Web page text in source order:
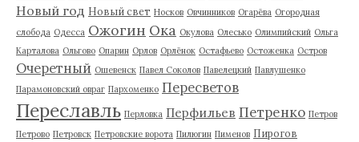
Новый год Новый свет Носков Овчинников Огарёва Огородная
слобода Одесса Ожогин Ока Окулова Олесько Олимпийский Ольга
Карталова Ольгово Опарин Орлов Орлёнок Остафьево Остоженка Остров
Очеретный Ошевенск Павел Соколов Павелецкий Павлушенко
Парамоновский овраг Пархоменко Пересветов
Переславль Перловка Перфильев Петренко Петров
Петрово Петровск Петровские ворота Пилюгин Пименов Пирогов